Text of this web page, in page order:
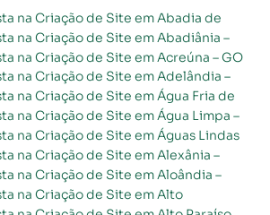
na Criação de Site em Acreúna – GO